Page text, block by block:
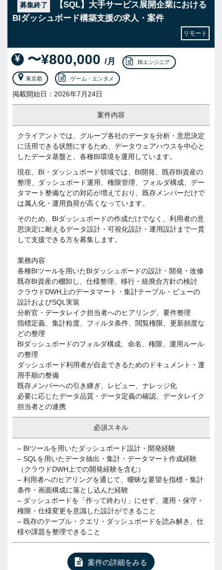
募集終了
【SQL】大手サービス展開企業における
BIダッシュボード構築支援の求人・案件
リモート
〜¥800,000 /月 BIエンジニア
東京都 ゲーム・エンタメ
掲載開始日：2026年7月24日
案件内容
クライアントでは、グループ各社のデータを分析・意思決定
に活用できる状態にするため、データウェアハウスを中心と
したデータ基盤と、各種BI環境を運用しています。
現在、BI・ダッシュボード領域では、BI開発、既存BI資産の
整理、ダッシュボード運用、権限管理、フォルダ構成、デー
タマート整備などの対応が増えており、既存メンバーだけで
は属人化・運用負荷が高くなっています。
そのため、BIダッシュボードの作成だけでなく、利用者の意
思決定に耐えるデータ設計・可視化設計・運用設計まで一貫
して支援できる方を募集します。
業務内容
各種BIツールを用いたBIダッシュボードの設計・開発・改修
既存BI資産の棚卸し、仕様整理、移行・統廃合方針の検討
クラウドDWH上のデータマート・集計テーブル・ビューの
設計およびSQL実装
分析官・データレイク担当者へのヒアリング、要件整理
指標定義、集計粒度、フィルタ条件、閲覧権限、更新頻度な
どの整理
BIダッシュボードのフォルダ構成、命名、権限、運用ルール
の整理
ダッシュボード利用者が自走できるためのドキュメント・運
用手順の整備
既存メンバーへの引き継ぎ、レビュー、ナレッジ化
必要に応じたデータ品質・データ定義の確認、データレイク
担当者との連携
必須スキル
– BIツールを用いたダッシュボード設計・開発経験
– SQLを用いたデータ抽出・集計・データマート作成経験
（クラウドDWH上での開発経験を含む）
– 利用者へのヒアリングを通じて、曖昧な要望を指標・集計
条件・画面構成に落とし込んだ経験
– ダッシュボードを「作って終わり」にせず、運用・保守・
権限・仕様変更を意識した設計ができること
– 既存のテーブル・クエリ・ダッシュボードを読み解き、仕
様や課題を整理できること
案件の詳細をみる